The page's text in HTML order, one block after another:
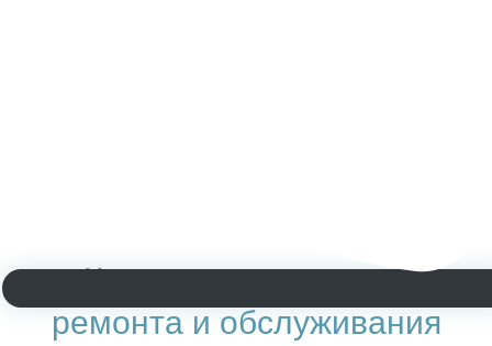
Какое преимущество
ремонта и обслуживания